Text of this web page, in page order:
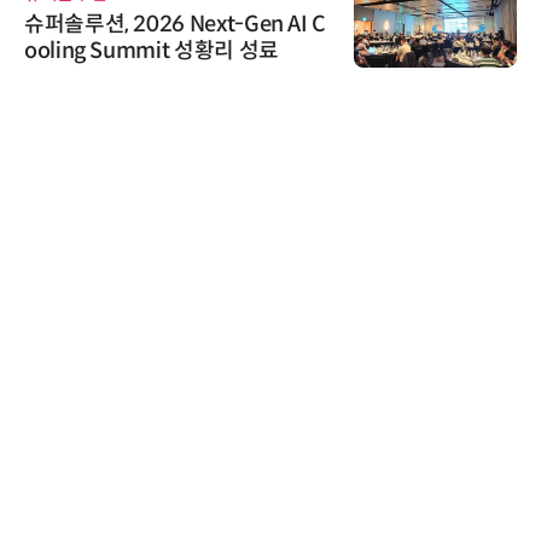
슈퍼솔루션, 2026 Next-Gen AI C
ooling Summit 성황리 성료